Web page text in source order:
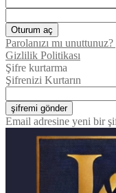
Parolanızı mı
Gizlilik Politikası
Şifre kurtarma
Şifrenizi Kurtarın
Email adresine yeni bir